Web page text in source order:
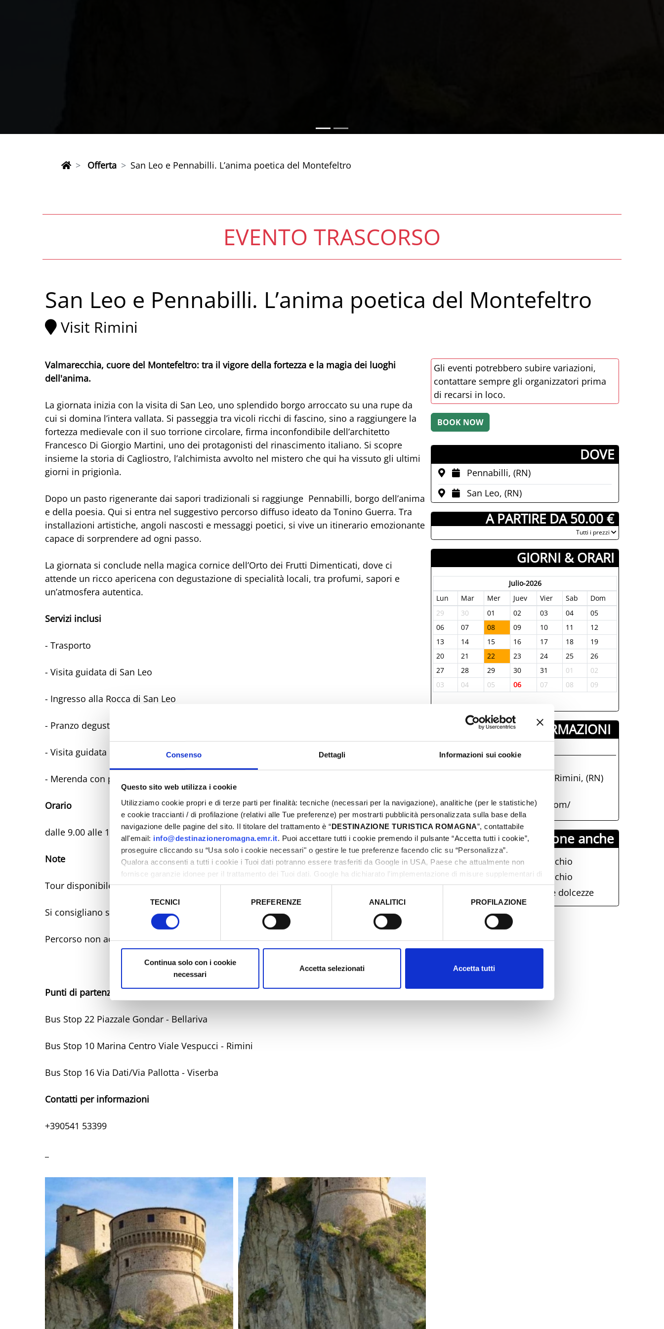
Consenso Dettagli Informazioni sui cookie
Questo sito web utilizza i cookie
Utilizziamo cookie propri e di terze parti per finalità: tecniche (necessari per la navigazione), analitiche (per le statistiche)
e cookie traccianti / di profilazione (relativi alle Tue preferenze) per mostrarti pubblicità personalizzata sulla base della
navigazione delle pagine del sito. Il titolare del trattamento è “DESTINAZIONE TURISTICA ROMAGNA”, contattabile
all'email: info@destinazioneromagna.emr.it. Puoi accettare tutti i cookie premendo il pulsante “Accetta tutti i cookie”,
proseguire cliccando su “Usa solo i cookie necessari" o gestire le tue preferenze facendo clic su “Personalizza”.
Qualora acconsenti a tutti i cookie i Tuoi dati potranno essere trasferiti da Google in USA, Paese che attualmente non
fornisce garanzie idonee per il trattamento dei Tuoi dati. Google ha dichiarato l’implementazione di misure supplementari di
sicurezza a Tutela dei navigatori, che abbiamo valutato essere sufficienti.
Selezione
TECNICI PREFERENZE ANALITICI PROFILAZIONE
Continua solo con i cookie
necessari
Accetta selezionati Accetta tutti
Offerta San Leo e Pennabilli. L’anima poetica del Montefeltro
EVENTO TRASCORSO
San Leo e Pennabilli. L’anima poetica del Montefeltro
Visit Rimini
Valmarecchia, cuore del Montefeltro: tra il vigore della fortezza e la magia dei luoghi
dell'anima.
La giornata inizia con la visita di San Leo, uno splendido borgo arroccato su una rupe da
cui si domina l’intera vallata. Si passeggia tra vicoli ricchi di fascino, sino a raggiungere la
fortezza medievale con il suo torrione circolare, firma inconfondibile dell’architetto
Francesco Di Giorgio Martini, uno dei protagonisti del rinascimento italiano. Si scopre
insieme la storia di Cagliostro, l’alchimista avvolto nel mistero che qui ha vissuto gli ultimi
giorni in prigionìa.
Dopo un pasto rigenerante dai sapori tradizionali si raggiunge Pennabilli, borgo dell’anima
e della poesia. Qui si entra nel suggestivo percorso diffuso ideato da Tonino Guerra. Tra
installazioni artistiche, angoli nascosti e messaggi poetici, si vive un itinerario emozionante
capace di sorprendere ad ogni passo.
La giornata si conclude nella magica cornice dell’Orto dei Frutti Dimenticati, dove ci
attende un ricco apericena con degustazione di specialità locali, tra profumi, sapori e
un’atmosfera autentica.
Servizi inclusi
- Trasporto
- Visita guidata di San Leo
- Ingresso alla Rocca di San Leo
- Pranzo degustazione
- Visita guidata di Pennabilli
- Merenda con prodotti tipici
Orario
dalle 9.00 alle 18.30 circa
Note
Tour disponibile in lingua italiana e inglese
Si consigliano scarpe comode
Percorso non accessibile a persone con modalità ridotta
Punti di partenza
Bus Stop 22 Piazzale Gondar - Bellariva
Bus Stop 10 Marina Centro Viale Vespucci - Rimini
Bus Stop 16 Via Dati/Via Pallotta - Viserba
Contatti per informazioni
+390541 53399
Gli eventi potrebbero subire variazioni,
contattare sempre gli organizzatori prima
di recarsi in loco.
­DOVE
Pennabilli, (RN)
San Leo, (RN)
­ A PARTIRE DA 50.00 €
­Tutti i prezzi
GIORNI & ORARI
Julio-2026
Lun
Mar Mer Juev Vier Sab
Dom
29
30 01 02 03 04
05
06
07 08 09 10 11
12
13
14 15 16 17 18
19
20
21 22 23 24 25
26
27
28 29 30 31 01
02
03
04 05 06 07 08 09
INFORMAZIONI ­
Piazzale Fellini 3, 47921, Rimini, (RN)
https://www.visitrimini.com/
Visit Rimini propone anche
La doppia anima di Verucchio
La doppia anima di Verucchio
Poggio Torriana. Misteri e dolcezze